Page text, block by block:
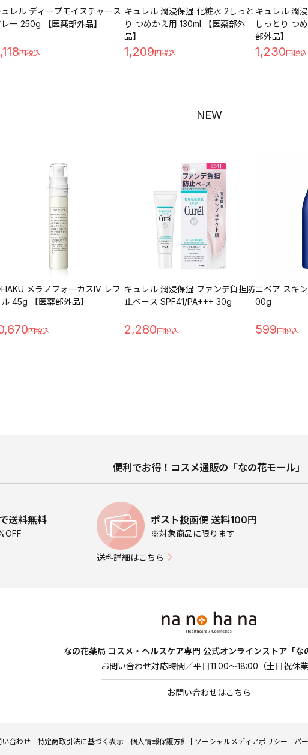
ュレル ディープモイスチャース
ー 250g 【医薬部外品】
キュレル 潤浸保湿 化粧水 2しっと
り つめかえ用 130ml 【医薬部外
品】
1,209
キュレル 潤
しっとり つ
部外品】
1,230
NEW
メラノフォーカスIV レフ
ル 45g 【医薬部外品】
キュレル 潤浸保湿 ファンデ負担防
止ベース SPF41/PA+++ 30g
2,280
ニベア スキ
00g
599
便利でお得！コスメ通販の「なの花モール」
送料無料 ポスト投函便 送料100円
※対象商品に限ります
送料詳細はこちら
なの花薬局 コスメ・ヘルスケア専門 公式オンラインストア「な
お問い合わせ対応時間／平日11:00～18:00（土日祝休業
お問い合わせはこちら
い合わせ 特定商取引法に基づく表示 個人情報保護方針 ソーシャルメディアポリシー パ